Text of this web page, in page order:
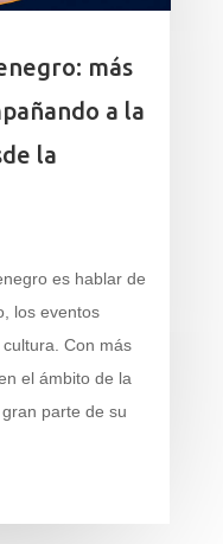
más
a la
la
es hablar de
los eventos
Con más
el ámbito de la
parte de su